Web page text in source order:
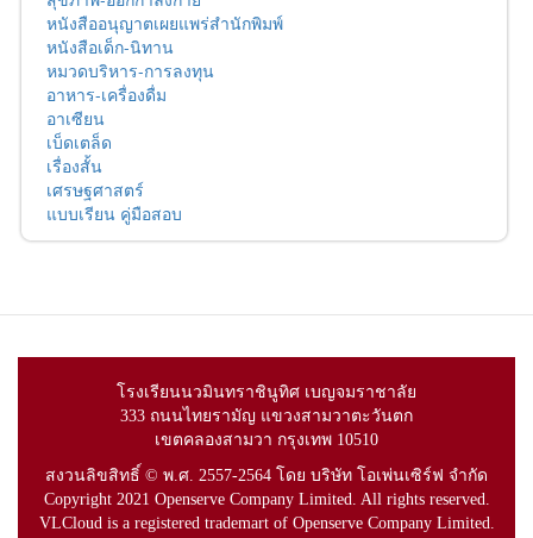
หนังสืออนุญาตเผยแพร่สำนักพิมพ์
หนังสือเด็ก-นิทาน
หมวดบริหาร-การลงทุน
อาหาร-เครื่องดื่ม
อาเซียน
เบ็ดเตล็ด
เรื่องสั้น
เศรษฐศาสตร์
แบบเรียน คู่มือสอบ
โรงเรียนนวมินทราชินูทิศ เบญจมราชาลัย
333 ถนนไทยรามัญ แขวงสามวาตะวันตก
เขตคลองสามวา กรุงเทพ 10510
สงวนลิขสิทธิ์ © พ.ศ. 2557-2564 โดย บริษัท โอเพ่นเซิร์ฟ จำกัด
Copyright 2021 Openserve Company Limited. All rights reserved.
VLCloud is a registered trademart of Openserve Company Limited.